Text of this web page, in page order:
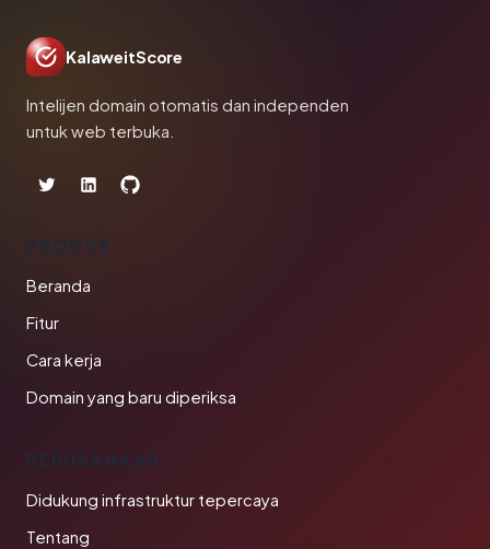
KalaweitScore
Intelijen domain otomatis dan independen
untuk web terbuka.
PRODUK
Beranda
Fitur
Cara kerja
Domain yang baru diperiksa
PERUSAHAAN
Didukung infrastruktur tepercaya
Tentang